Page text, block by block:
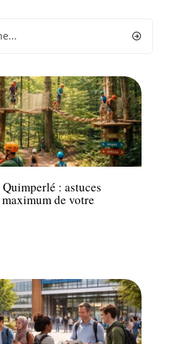
: astuces
de votre